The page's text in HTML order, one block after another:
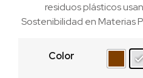
residuos plásticos
Sostenibilidad en Materias
Color